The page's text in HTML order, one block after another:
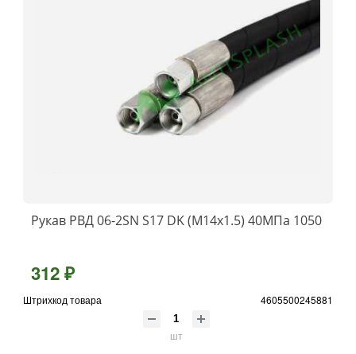
Рукав РВД 06-2SN S17 DK (М14х1.5) 40МПа 1050
312 ₽
Штрихкод товара 4605500245881
шт